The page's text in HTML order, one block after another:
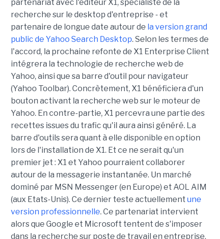
partenariat avec l'éditeur X1, spécialiste de la
recherche sur le desktop d'entreprise - et
partenaire de longue date autour de la version grand
public de Yahoo Search Desktop. Selon les termes de
l'accord, la prochaine refonte de X1 Enterprise Client
intégrera la technologie de recherche web de
Yahoo, ainsi que sa barre d'outil pour navigateur
(Yahoo Toolbar). Concrètement, X1 bénéficiera d'un
bouton activant la recherche web sur le moteur de
Yahoo. En contre-partie, X1 percevra une partie des
recettes issues du trafic qu'il aura ainsi généré. La
barre d'outils sera quant à elle disponible en option
lors de l'installation de X1. Et ce ne serait qu'un
premier jet : X1 et Yahoo pourraient collaborer
autour de la messagerie instantanée. Un marché
dominé par MSN Messenger (en Europe) et AOL AIM
(aux Etats-Unis). Ce dernier teste actuellement une
version professionnelle. Ce partenariat intervient
alors que Google et Microsoft tentent de s'imposer
dans la recherche sur poste de travail en entreprise.